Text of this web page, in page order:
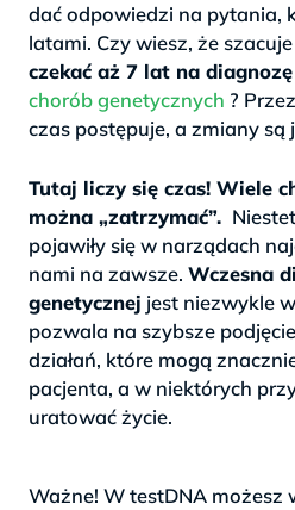
dać odpowiedzi na pytania,
latami. Czy wiesz, że
czekać aż 7 lat na diagnozę
chorób genetycznych ?
czas postępuje, a zmiany są
Tutaj liczy się czas! Wiele
można „zatrzymać”.
pojawiły się w narządach
nami na zawsze. Wczesna
genetycznej jest niezwykle
pozwala na szybsze
działań, które mogą
pacjenta, a w niektórych
uratować życie.
Ważne! W testDNA możesz